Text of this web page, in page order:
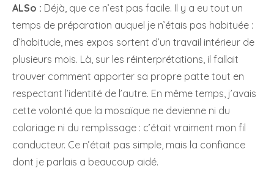
ALSo : Déjà, que ce n’est pas facile. Il y a eu tout un
temps de préparation auquel je n’étais pas habituée :
d’habitude, mes expos sortent d’un travail intérieur de
plusieurs mois. Là, sur les réinterprétations, il fallait
trouver comment apporter sa propre patte tout en
respectant l’identité de l’autre. En même temps, j’avais
cette volonté que la mosaïque ne devienne ni du
coloriage ni du remplissage : c’était vraiment mon fil
conducteur. Ce n’était pas simple, mais la confiance
dont je parlais a beaucoup aidé.